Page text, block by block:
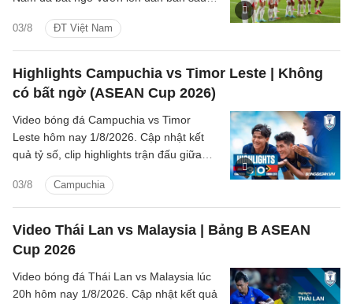
03/8 ĐT Việt Nam
Vĩ.
Highlights Campuchia vs Timor Leste | Không
có bất ngờ (ASEAN Cup 2026)
03/8 Campuchia
Video bóng đá Campuchia vs Timor
Leste hôm nay 1/8/2026. Cập nhật kết
quả tỷ số, clip highlights trận đấu giữa
ASEAN Cup 2026).
Video Thái Lan vs Malaysia | Bảng B ASEAN
Cup 2026
Video bóng đá Thái Lan vs Malaysia lúc
20h hôm nay 1/8/2026. Cập nhật kết quả